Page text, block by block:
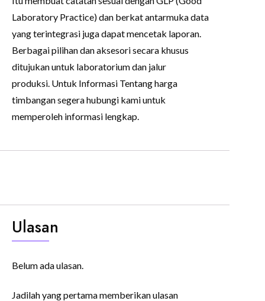
Laboratory Practice) dan berkat antarmuka data
yang terintegrasi juga dapat mencetak laporan.
Berbagai pilihan dan aksesori secara khusus
ditujukan untuk laboratorium dan jalur
produksi. Untuk Informasi Tentang harga
timbangan segera hubungi kami untuk
memperoleh informasi lengkap.
Ulasan
Belum ada ulasan.
Jadilah yang pertama memberikan ulasan